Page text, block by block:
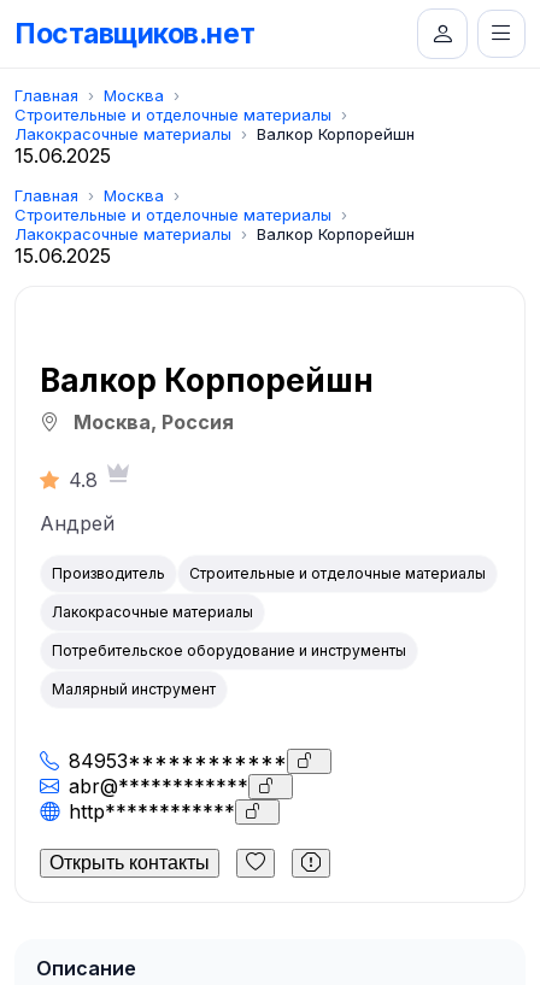
Поставщиков.нет
Главная
Москва
Строительные и отделочные материалы
Лакокрасочные материалы
Валкор Корпорейшн
15.06.2025
Главная
Москва
Строительные и отделочные материалы
Лакокрасочные материалы
Валкор Корпорейшн
15.06.2025
Валкор Корпорейшн
Москва, Россия
4.8
Андрей
Производитель Строительные и отделочные материалы
Лакокрасочные материалы
Потребительское оборудование и инструменты
Малярный инструмент
84953************
abr@************
http************
Открыть контакты
Описание